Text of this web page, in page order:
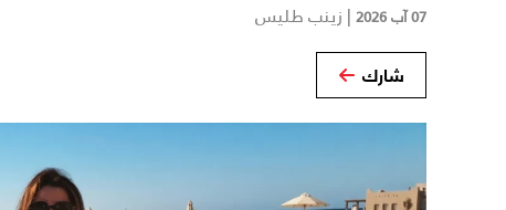
07 آب 2026 | زينب طليس
شارك